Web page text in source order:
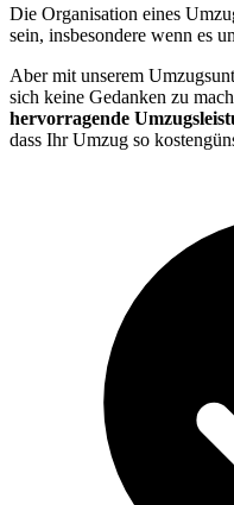
Die Organisation eines
sein, insbesondere wenn es
Aber mit unserem
sich keine Gedanken zu
hervorragende
dass Ihr Umzug so